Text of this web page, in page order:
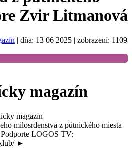
Zvir Litmanová
| dňa: 13 06 2025 | zobrazení: 1109
magazín
magazín
milosrdenstva z pútnického miesta
LOGOS TV:
►